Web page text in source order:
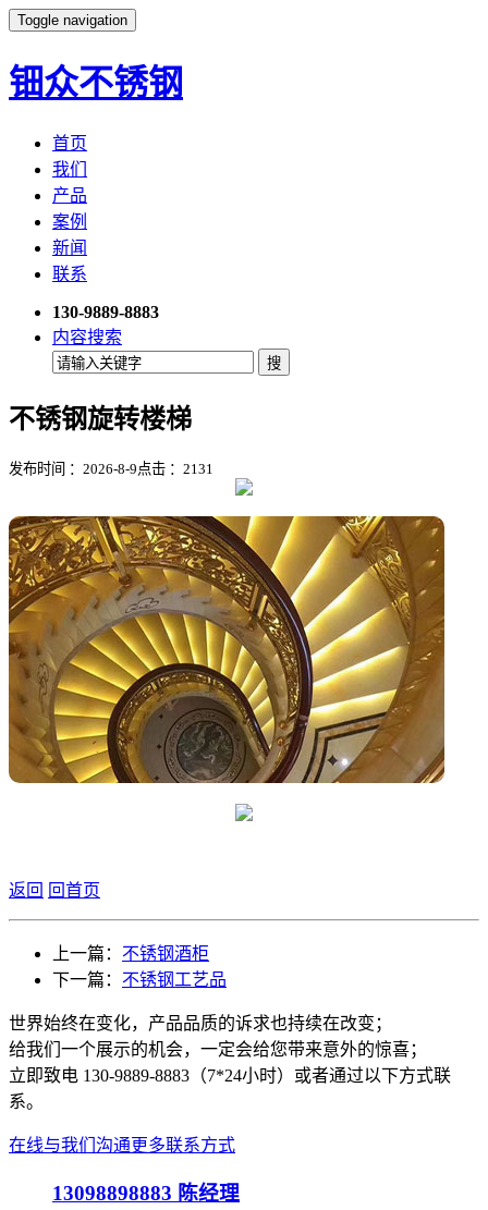
Toggle navigation
钿众不锈钢
首页
我们
产品
案例
新闻
联系
130-9889-8883
内容搜索
不锈钢旋转楼梯
发布时间 ：2026-8-9 点击 ： 2131
返回 回首页
上一篇： 不锈钢酒柜
下一篇： 不锈钢工艺品
世界始终在变化，产品品质的诉求也持续在改变；
给我们一个展示的机会，一定会给您带来意外的惊喜；
立即致电 130-9889-8883（7*24小时）或者通过以下方式联
系。
在线与我们沟通更多联系方式
13098898883 陈经理